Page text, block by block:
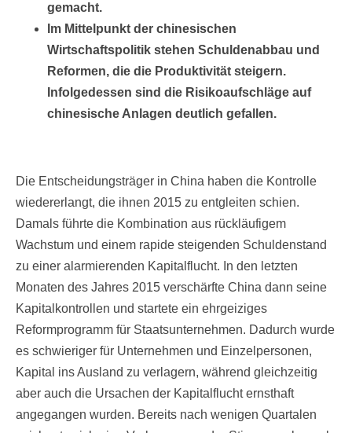
gemacht.
Im Mittelpunkt der chinesischen
Wirtschaftspolitik stehen Schuldenabbau und
Reformen, die die Produktivität steigern.
Infolgedessen sind die Risikoaufschläge auf
chinesische Anlagen deutlich gefallen.
Die Entscheidungsträger in China haben die Kontrolle
wiedererlangt, die ihnen 2015 zu entgleiten schien.
Damals führte die Kombination aus rückläufigem
Wachstum und einem rapide steigenden Schuldenstand
zu einer alarmierenden Kapitalflucht. In den letzten
Monaten des Jahres 2015 verschärfte China dann seine
Kapitalkontrollen und startete ein ehrgeiziges
Reformprogramm für Staatsunternehmen. Dadurch wurde
es schwieriger für Unternehmen und Einzelpersonen,
Kapital ins Ausland zu verlagern, während gleichzeitig
aber auch die Ursachen der Kapitalflucht ernsthaft
angegangen wurden. Bereits nach wenigen Quartalen